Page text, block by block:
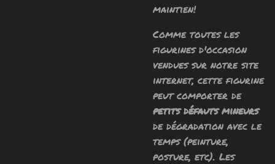
maintien!
Comme toutes les
figurines d'occasion
vendues sur notre site
internet, cette figurine
peut comporter de
petits défauts mineurs
de dégradation avec le
temps (peinture,
posture, etc). Les